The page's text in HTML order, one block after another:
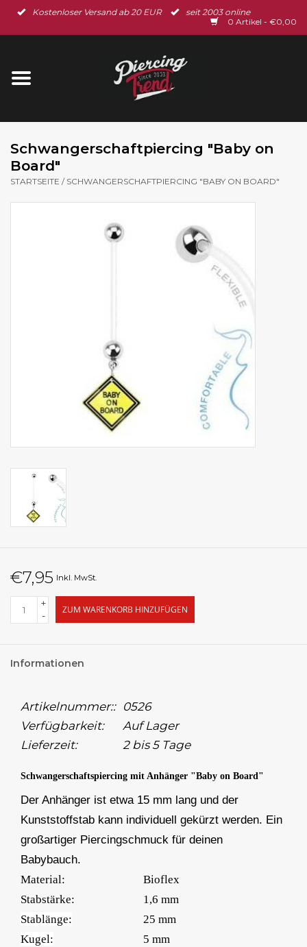
Kostenloser Versand ab 20 EUR
seit 2003 online
0 Artikel - €0,00
Startseite
Ohrschmuck
Schwangerschaftpiercing "Baby on
Board"
STARTSEITE / SCHWANGERSCHAFTPIERCING "BABY ON BOARD"
€7,95 Inkl. MwSt.
+
-
ZUM WARENKORB HINZUFÜGEN
Informationen
Artikelnummer:: 0526
Verfügbarkeit:
Auf Lager
Lieferzeit:
2 bis 5 Tage
Schwangerschaftspiercing mit Anhänger "Baby on Board"
Der Anhänger ist etwa 15 mm lang und der
Kunststoffstab kann individuell gekürzt werden. Ein
großartiger Piercingschmuck für deinen
Babybauch.
Material:
Bioflex
Stabstärke:
1,6 mm
Stablänge:
25 mm
Kugel:
5 mm